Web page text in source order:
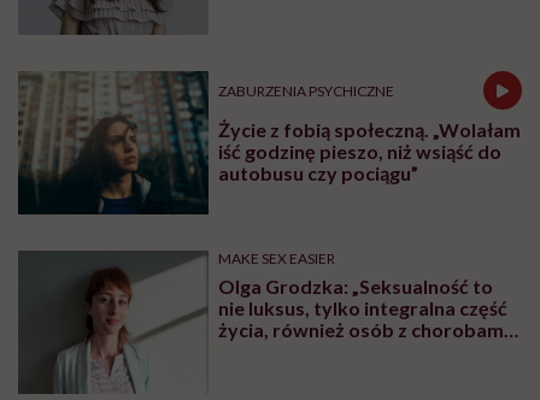
ZABURZENIA PSYCHICZNE
Życie z fobią społeczną. „Wolałam
iść godzinę pieszo, niż wsiąść do
autobusu czy pociągu”
MAKE SEX EASIER
Olga Grodzka: „Seksualność to
nie luksus, tylko integralna część
życia, również osób z chorobami